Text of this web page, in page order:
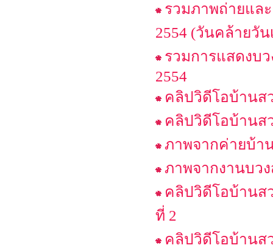
รวมภาพถ่ายแล
2554 (วันคล้ายวั
รวมการแสดงบ
2554
คลิปวิดีโอบ้านส
คลิปวิดีโอบ้านส
ภาพจากค่ายบ้า
ภาพจากงานบวง
คลิปวิดีโอบ้านส
ที่ 2
คลิปวิดีโอบ้านส